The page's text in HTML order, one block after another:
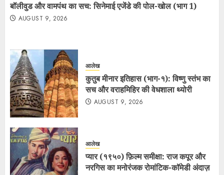
बॉलीवुड और वामपंथ का सच: सिनेमाई एजेंडे की पोल-खोल (भाग 1)
AUGUST 9, 2026
आलेख
कुतुब मीनार इतिहास (भाग-१): विष्णु स्तंभ का
सच और वराहमिहिर की वेधशाला थ्योरी
AUGUST 9, 2026
आलेख
प्यार (१९५०) फ़िल्म समीक्षा: राज कपूर और
नरगिस का मनोरंजक रोमांटिक-कॉमेडी अंदाज़